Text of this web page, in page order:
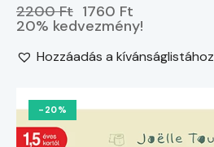
2200 Ft 1760 Ft
20% kedvezmény!
Hozzáadás a kívánságlistához
-20%